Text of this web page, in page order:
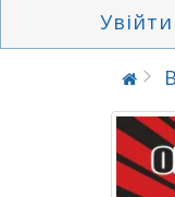
Увійти